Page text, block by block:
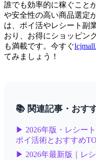
誰でも効率的に稼ぐこと
や安全性の高い商品選定
は、ポイ活やレシート副
おり、お得にショッピン
も満載です。今すぐ
てみましょう！
📚 関連記事・おす
▶ 2026年版・レシー
ポイ活術とおすすめ
▶ 2026年最新版｜レ